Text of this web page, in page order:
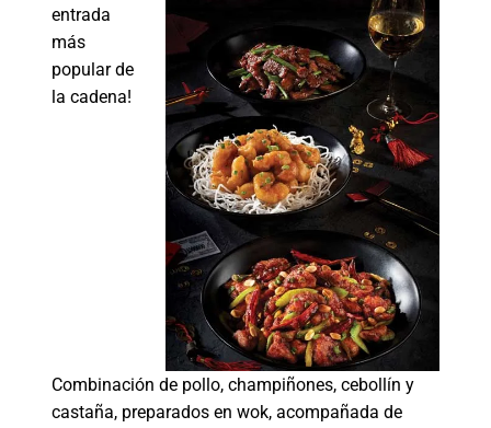
entrada
más
popular de
la cadena!
Combinación de pollo, champiñones, cebollín y
castaña, preparados en wok, acompañada de